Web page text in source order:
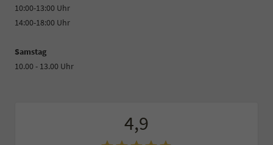
10:00-13:00 Uhr
14:00-18:00 Uhr
Samstag
10.00 - 13.00 Uhr
4,9